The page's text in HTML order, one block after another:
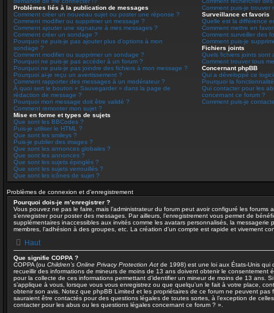
Problèmes liés à la publication de messages
Comment créer un nouveau sujet ou poster une réponse ?
Comment modifier ou supprimer un message ?
Comment ajouter une signature à mes messages ?
Comment créer un sondage ?
Pourquoi ne puis-je pas ajouter plus d’options à mon
sondage ?
Comment modifier ou supprimer un sondage ?
Pourquoi ne puis-je pas accéder à un forum ?
Pourquoi ne puis-je pas joindre des fichiers à mon message ?
Pourquoi ai-je reçu un avertissement ?
Comment rapporter des messages à un modérateur ?
À quoi sert le bouton « Sauvegarder » dans la page de
rédaction de message ?
Pourquoi mon message doit être validé ?
Comment remonter mon sujet ?
Mise en forme et types de sujets
Que sont les BBCodes ?
Puis-je utiliser le HTML ?
Que sont les smileys ?
Puis-je publier des images ?
Que sont les annonces globales ?
Que sont les annonces ?
Que sont les sujets épinglés ?
Que sont les sujets verrouillés ?
Que sont les icônes de sujet ?
Comment puis-je trouver
Surveillance et favoris
Quelle est la différence
Comment mettre en
Comment surveiller des
Comment puis-je
Fichiers joints
Quels fichiers joints sont
Comment trouver tous
Concernant phpBB
Qui a développé ce
Pourquoi la
Qui contacter pour les
concernant ce forum ?
Comment puis-je
Problèmes de connexion et d’enregistrement
Pourquoi dois-je m’enregistrer ?
Vous pouvez ne pas le faire, mais l’administrateur du forum peut avoir configuré les forums
s’enregistrer pour poster des messages. Par ailleurs, l’enregistrement vous permet de
supplémentaires inaccessibles aux invités comme les avatars personnalisés, la messagerie
membres, l’adhésion à des groupes, etc. La création d’un compte est rapide et vivement
Haut
Que signifie COPPA ?
COPPA (ou Children’s Online Privacy Protection Act de 1998) est une loi aux États-Unis qui
recueillir des informations de mineurs de moins de 13 ans doivent obtenir le consentement
pour la collecte de ces informations permettant d’identifier un mineur de moins de 13 ans.
s’applique à vous, lorsque vous vous enregistrez ou que quelqu’un le fait à votre place,
obtenir son avis. Notez que phpBB Limited et les propriétaires de ce forum ne peuvent pas
sauraient être contactés pour des questions légales de toutes sortes, à l’exception de
contacter pour les abus ou les questions légales concernant ce forum ? ».